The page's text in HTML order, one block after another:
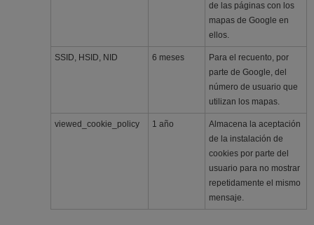
de las páginas con los
mapas de Google en
ellos.
SSID, HSID, NID 6 meses
Para el recuento, por
parte de Google, del
número de usuario que
utilizan los mapas.
viewed_cookie_policy 1 año
Almacena la aceptación
de la instalación de
cookies por parte del
usuario para no mostrar
repetidamente el mismo
mensaje.